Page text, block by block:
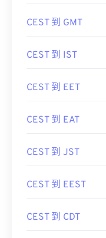
CEST 到 GMT
CEST 到 IST
CEST 到 EET
CEST 到 EAT
CEST 到 JST
CEST 到 EEST
CEST 到 CDT